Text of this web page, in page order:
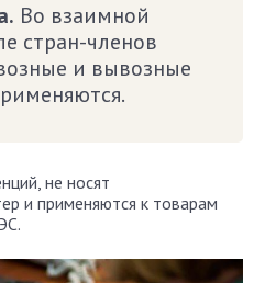
Во взаимной
стран-членов
и вывозные
не носят
и применяются к товарам